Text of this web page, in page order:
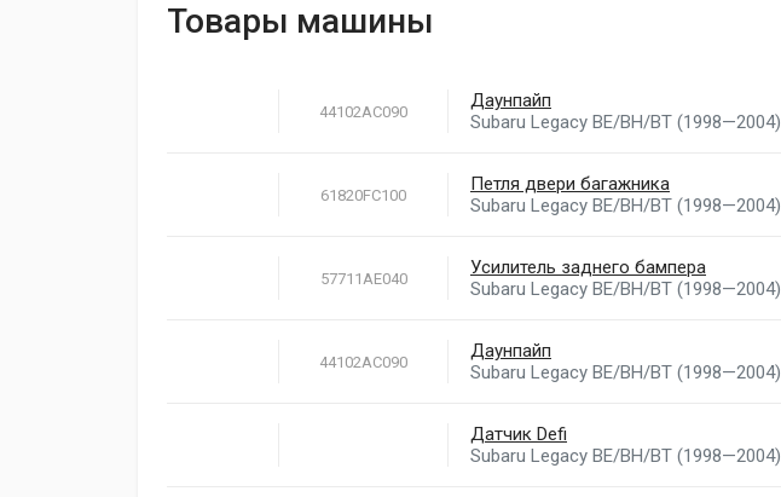
Товары машины
44102AC090
Даунпайп
Subaru Legacy BE/BH/BT (1998—2004)
61820FC100
Петля двери багажника
Subaru Legacy BE/BH/BT (1998—2004)
57711AE040
Усилитель заднего бампера
Subaru Legacy BE/BH/BT (1998—2004)
44102AC090
Даунпайп
Subaru Legacy BE/BH/BT (1998—2004)
Датчик Defi
Subaru Legacy BE/BH/BT (1998—2004)